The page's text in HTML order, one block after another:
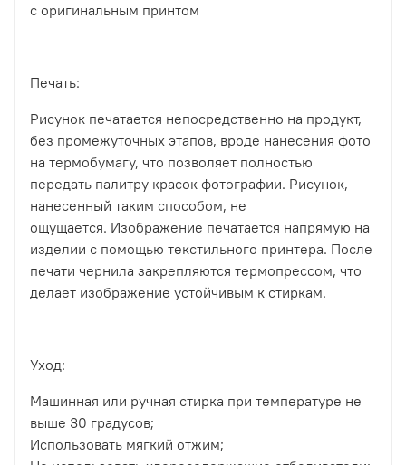
с оригинальным принтом
Печать:
Рисунок печатается непосредственно на продукт,
без промежуточных этапов, вроде нанесения фото
на термобумагу, что позволяет полностью
передать палитру красок фотографии. Рисунок,
нанесенный таким способом, не
ощущается. Изображение печатается напрямую на
изделии с помощью текстильного принтера. После
печати чернила закрепляются термопрессом, что
делает изображение устойчивым к стиркам.
Уход:
Машинная или ручная стирка при температуре не
выше 30 градусов;
Использовать мягкий отжим;